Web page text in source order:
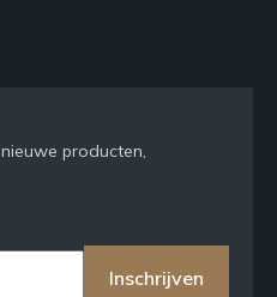
producten,
Inschrijven